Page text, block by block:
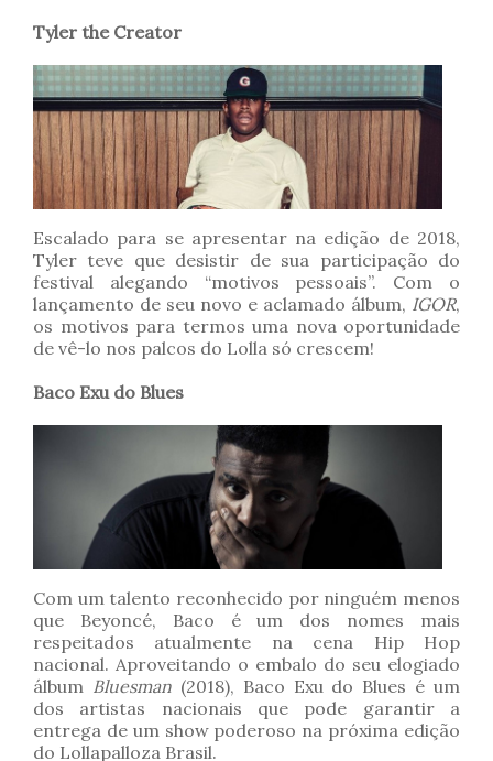
Tyler the Creator
Escalado para se apresentar na edição de 2018,
Tyler teve que desistir de sua participação do
festival alegando “motivos pessoais”. Com o
lançamento de seu novo e aclamado álbum, IGOR,
os motivos para termos uma nova oportunidade
de vê-lo nos palcos do Lolla só crescem!
Baco Exu do Blues
Com um talento reconhecido por ninguém menos
que Beyoncé, Baco é um dos nomes mais
respeitados atualmente na cena Hip Hop
nacional. Aproveitando o embalo do seu elogiado
álbum Bluesman(2018), Baco Exu do Blues é um
dos artistas nacionais que pode garantir a
entrega de um show poderoso na próxima edição
do Lollapalloza Brasil.